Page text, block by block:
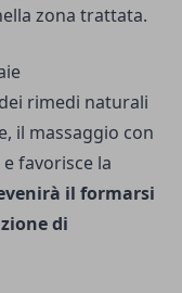
zona trattata.
rimedi naturali
il massaggio con
favorisce la
il formarsi
di